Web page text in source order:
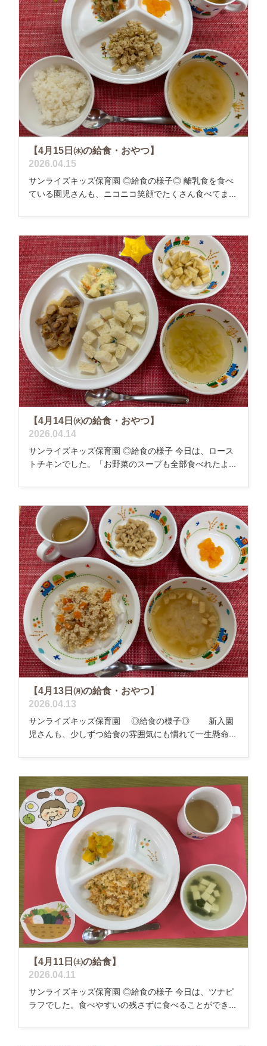
【4月15日㈬の給食・おやつ】
2026.04.15
サンライズキッズ保育園 ◎給食の様子◎ 離乳食を食べ
ている園児さんも、ニコニコ笑顔でたくさん食べてま...
【4月14日㈫の給食・おやつ】
2026.04.14
サンライズキッズ保育園 ◎給食の様子 今日は、ロース
トチキンでした。「お野菜のスープも全部食べれたよ...
【4月13日㈪の給食・おやつ】
2026.04.13
サンライズキッズ保育園 ◎給食の様子◎ 新入園
児さんも、少しずつ給食の雰囲気にも慣れて一生懸命...
【4月11日㈯の給食】
2026.04.11
サンライズキッズ保育園 ◎給食の様子 今日は、ツナピ
ラフでした。食べやすいの残さずに食べることができ...